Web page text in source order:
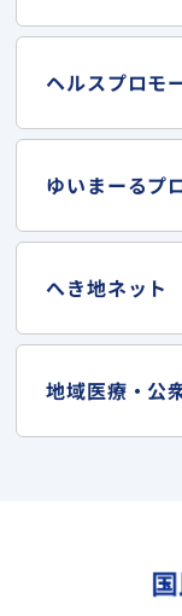
ヘルスプロモ
ゆいまーるプ
へき地ネット
地域医療・ 公